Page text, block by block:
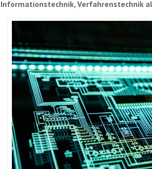
Informationstechnik, Verfahrenstechnik